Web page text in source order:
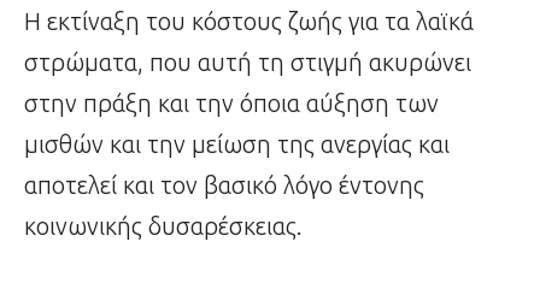
Η εκτίναξη του κόστους ζωής για τα λαϊκά
στρώματα, που αυτή τη στιγμή ακυρώνει
στην πράξη και την όποια αύξηση των
μισθών και την μείωση της ανεργίας και
αποτελεί και τον βασικό λόγο έντονης
κοινωνικής δυσαρέσκειας.